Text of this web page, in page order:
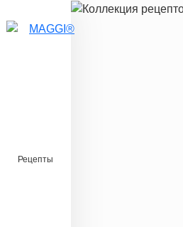
Перейти к основному содержанию
Рецепты